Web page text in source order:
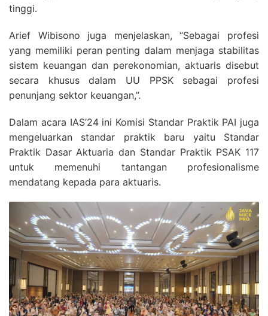
tinggi.
Arief Wibisono juga menjelaskan, “Sebagai profesi
yang memiliki peran penting dalam menjaga stabilitas
sistem keuangan dan perekonomian, aktuaris disebut
secara khusus dalam UU PPSK sebagai profesi
penunjang sektor keuangan,”.
Dalam acara IAS’24 ini Komisi Standar Praktik PAI juga
mengeluarkan standar praktik baru yaitu Standar
Praktik Dasar Aktuaria dan Standar Praktik PSAK 117
untuk memenuhi tantangan profesionalisme
mendatang kepada para aktuaris.